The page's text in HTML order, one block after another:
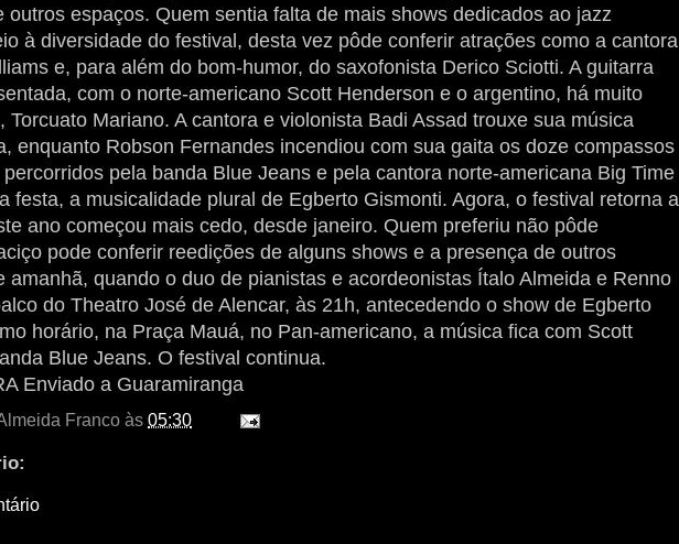
outros espaços. Quem sentia falta de mais shows dedicados ao jazz
à diversidade do festival, desta vez pôde conferir atrações como a cantora
e, para além do bom-humor, do saxofonista Derico Sciotti. A guitarra
com o norte-americano Scott Henderson e o argentino, há muito
Torcuato Mariano. A cantora e violonista Badi Assad trouxe sua música
enquanto Robson Fernandes incendiou com sua gaita os doze compassos
pela banda Blue Jeans e pela cantora norte-americana Big Time
festa, a musicalidade plural de Egberto Gismonti. Agora, o festival retorna a
ano começou mais cedo, desde janeiro. Quem preferiu não pôde
pode conferir reedições de alguns shows e a presença de outros
amanhã, quando o duo de pianistas e acordeonistas Ítalo Almeida e Renno
do Theatro José de Alencar, às 21h, antecedendo o show de Egberto
horário, na Praça Mauá, no Pan-americano, a música fica com Scott
Blue Jeans. O festival continua.
Enviado a Guaramiranga
Franco às 05:30